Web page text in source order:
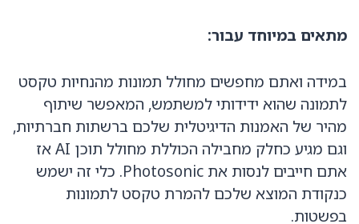
מתאים במיוחד עבור:
במידה ואתם מחפשים מחולל תמונות מהנחיות טקסט
לתמונה שהוא ידידותי למשתמש, המאפשר שיתוף
מהיר של האמנות הדיגיטלית שלכם ברשתות חברתיות,
וגם מגיע כחלק מחבילה הכוללת מחולל תוכן AI אז
אתם חייבים לנסות את Photosonic. כלי זה ישמש
כנקודת המוצא שלכם להמרת טקסט לתמונות
בפשטות.